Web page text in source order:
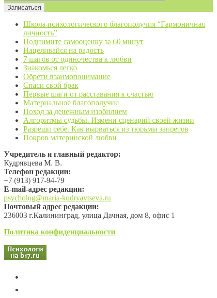
Школа психологического благополучия “Гармоничная
личность”
Поднимите самооценку за 60 минут
Нацеливайся на радость
7 шагов от одиночества к любви
Знакомься легко
Обрети взаимопонимание
Спаси свой брак
Первые шаги от расставания к счастью
Материальное благополучие
Поход за денежным изобилием
Алгоритмы судьбы. Измени сценарий своей жизни
Разреши себе. Как вырваться из тюрьмы запретов
Покров материнской любви
Учредитель и главный редактор:
Кудрявцева М. В.
Телефон редакции:
+7 (913) 917-94-79
Е-mail-адрес редакции:
psycholog@maria-kudryavtseva.ru
Почтовый адрес редакции:
236003 г.Калининград, улица Дачная, дом 8, офис 1
Политика конфиденциальности